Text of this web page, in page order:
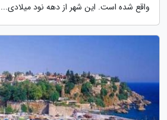
واقع شده است. این شهر از دهه نود میلادی...